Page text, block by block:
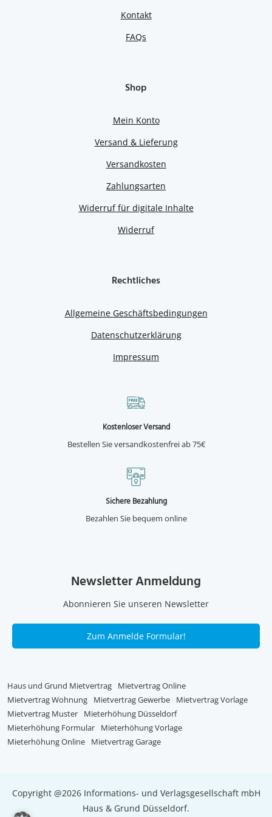
Kontakt
FAQs
Shop
Mein Konto
Versand & Lieferung
Versandkosten
Zahlungsarten
Widerruf für digitale Inhalte
Widerruf
Rechtliches
Allgemeine Geschäftsbedingungen
Datenschutzerklärung
Impressum
Kostenloser Versand
Bestellen Sie versandkostenfrei ab 75€
Sichere Bezahlung
Bezahlen Sie bequem online
Newsletter Anmeldung
Abonnieren Sie unseren Newsletter
Zum Anmelde Formular!
Haus und Grund Mietvertrag
Mietvertrag Online
Mietvertrag Wohnung
Mietvertrag Gewerbe
Mietvertrag Vorlage
Mietvertrag Muster
Mieterhöhung Düsseldorf
Mieterhöhung Formular
Mieterhöhung Vorlage
Mieterhöhung Online
Mietvertrag Garage
Copyright @2026 Informations- und Verlagsgesellschaft mbH
Haus & Grund Düsseldorf.